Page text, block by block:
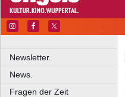
Newsletter.
News.
Fragen der Zeit